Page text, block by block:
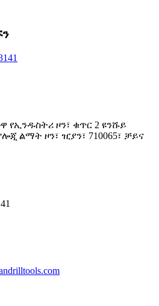
የኢንዱስትሪ ዞን፣ ቁጥር 2 ዩንሹይ
ልማት ዞን፣ ዢያን፣ 710065፣ ቻይና